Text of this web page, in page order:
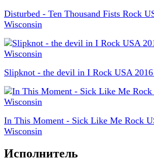
Disturbed - Ten Thousand Fists Rock
Wisconsin
Slipknot - the devil in I Rock USA
In This Moment - Sick Like Me Rock
Wisconsin
Исполнитель